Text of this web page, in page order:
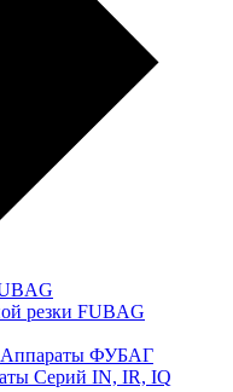
резки FUBAG
Аппараты ФУБАГ
Серий IN, IR, IQ